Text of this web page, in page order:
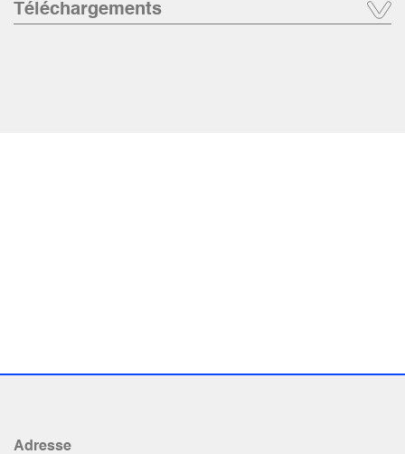
Téléchargements
Adresse